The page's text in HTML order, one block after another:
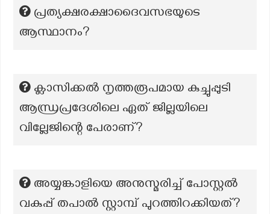
പ്രത്യക്ഷരക്ഷാദൈവസഭയുടെ
ആസ്ഥാനം?
ക്ലാസിക്കൽ നൃത്തരൂപമായ കുച്ചുപ്പുടി
ആന്ധ്രപ്രദേശിലെ ഏത് ജില്ലയിലെ
വില്ലേജിന്റെ പേരാണ്?
അയ്യങ്കാളിയെ അനുസ്മരിച്ച് പോസ്റ്റൽ
വകുപ്പ് തപാൽ സ്റ്റാമ്പ് പുറത്തിറക്കിയത്?